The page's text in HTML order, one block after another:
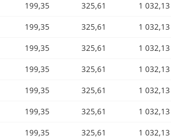
199,35 325,61 1 032,13
199,35 325,61 1 032,13
199,35 325,61 1 032,13
199,35 325,61 1 032,13
199,35 325,61 1 032,13
199,35 325,61 1 032,13
199,35 325,61 1 032,13